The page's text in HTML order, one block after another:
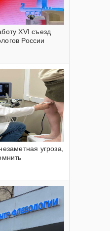
XVI съезд
России
угроза,